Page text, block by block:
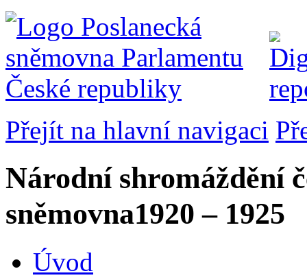
Přejít na hlavní navigaci
Národní shromáždění
sněmovna1920 – 1925
Úvod